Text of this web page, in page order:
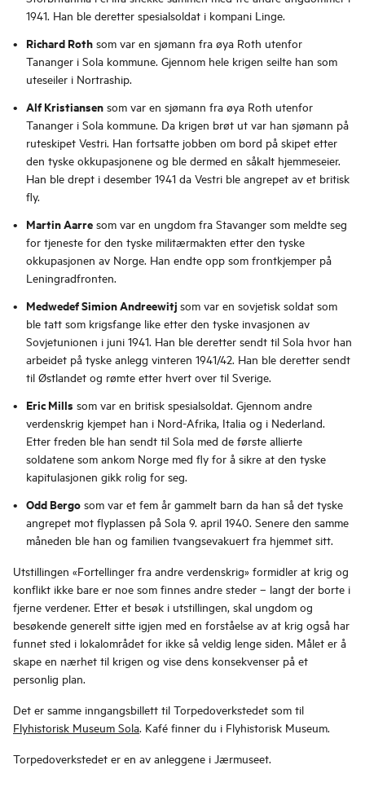
1941. Han ble deretter spesialsoldat i kompani Linge.
Richard Roth som var en sjømann fra øya Roth utenfor
Tananger i Sola kommune. Gjennom hele krigen seilte han som
uteseiler i Nortraship.
Alf Kristiansen som var en sjømann fra øya Roth utenfor
Tananger i Sola kommune. Da krigen brøt ut var han sjømann på
ruteskipet Vestri. Han fortsatte jobben om bord på skipet etter
den tyske okkupasjonene og ble dermed en såkalt hjemmeseier.
Han ble drept i desember 1941 da Vestri ble angrepet av et britisk
fly.
Martin Aarre som var en ungdom fra Stavanger som meldte seg
for tjeneste for den tyske militærmakten etter den tyske
okkupasjonen av Norge. Han endte opp som frontkjemper på
Leningradfronten.
Medwedef Simion Andreewitj som var en sovjetisk soldat som
ble tatt som krigsfange like etter den tyske invasjonen av
Sovjetunionen i juni 1941. Han ble deretter sendt til Sola hvor han
arbeidet på tyske anlegg vinteren 1941/42. Han ble deretter sendt
til Østlandet og rømte etter hvert over til Sverige.
Eric Mills som var en britisk spesialsoldat. Gjennom andre
verdenskrig kjempet han i Nord-Afrika, Italia og i Nederland.
Etter freden ble han sendt til Sola med de første allierte
soldatene som ankom Norge med fly for å sikre at den tyske
kapitulasjonen gikk rolig for seg.
Odd Bergo som var et fem år gammelt barn da han så det tyske
angrepet mot flyplassen på Sola 9. april 1940. Senere den samme
måneden ble han og familien tvangsevakuert fra hjemmet sitt.
Utstillingen «Fortellinger fra andre verdenskrig» formidler at krig og
konflikt ikke bare er noe som finnes andre steder – langt der borte i
fjerne verdener. Etter et besøk i utstillingen, skal ungdom og
besøkende generelt sitte igjen med en forståelse av at krig også har
funnet sted i lokalområdet for ikke så veldig lenge siden. Målet er å
skape en nærhet til krigen og vise dens konsekvenser på et
personlig plan.
Det er samme inngangsbillett til Torpedoverkstedet som til
Flyhistorisk Museum Sola. Kafé finner du i Flyhistorisk Museum.
Torpedoverkstedet er en av anleggene i Jærmuseet.